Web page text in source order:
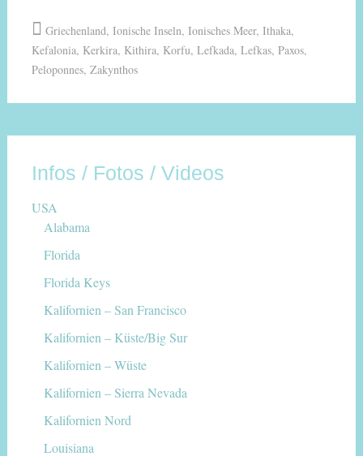
Griechenland, Ionische Inseln, Ionisches Meer, Ithaka,
Kefalonia, Kerkira, Kithira, Korfu, Lefkada, Lefkas, Paxos,
Peloponnes, Zakynthos
Infos / Fotos / Videos
USA
Alabama
Florida
Florida Keys
Kalifornien – San Francisco
Kalifornien – Küste/Big Sur
Kalifornien – Wüste
Kalifornien – Sierra Nevada
Kalifornien Nord
Louisiana